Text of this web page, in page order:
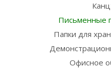
Письменные
Папки для
Офисное